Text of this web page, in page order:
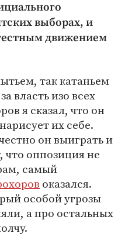
выборах, и
движением
так катаньем
власть изо всех
я сказал, что он
их себе.
он выиграть и
что оппозиция не
самый
оказался.
особой угрозы
а про остальных